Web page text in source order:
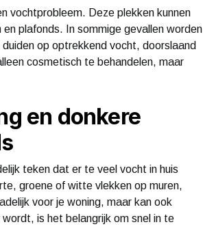
vochtprobleem. Deze plekken kunnen
plafonds. In sommige gevallen worden
op optrekkend vocht, doorslaand
cosmetisch te behandelen, maar
en donkere
teken dat er te veel vocht in huis
groene of witte vlekken op muren,
voor je woning, maar kan ook
is het belangrijk om snel in te